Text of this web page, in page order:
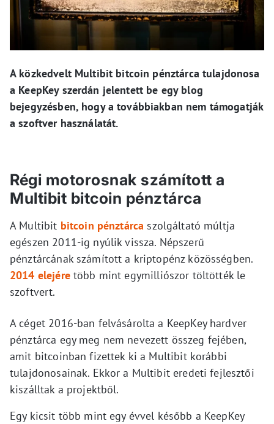
A közkedvelt Multibit bitcoin pénztárca tulajdonosa
a KeepKey szerdán jelentett be egy blog
bejegyzésben, hogy a továbbiakban nem támogatják
a szoftver használatát.
Régi motorosnak számított a
Multibit bitcoin pénztárca
A Multibit bitcoin pénztárca szolgáltató múltja
egészen 2011-ig nyúlik vissza. Népszerű
pénztárcának számított a kriptopénz közösségben.
2014 elejéretöbb mint egymilliószor töltötték le
szoftvert.
A céget 2016-ban felvásárolta a KeepKey hardver
pénztárca egy meg nem nevezett összeg fejében,
amit bitcoinban fizettek ki a Multibit korábbi
tulajdonosainak. Ekkor a Multibit eredeti fejlesztői
kiszálltak a projektből.
Egy kicsit több mint egy évvel később a KeepKey